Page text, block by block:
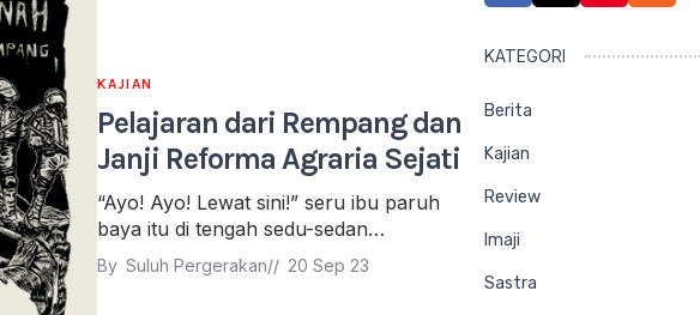
KAJIAN
Pelajaran dari Rempang dan
Janji Reforma Agraria Sejati
“Ayo! Ayo! Lewat sini!” seru ibu paruh
baya itu di tengah sedu-sedan…
By Suluh Pergerakan// 20 Sep 23
KATEGORI
Berita
Kajian
Review
Imaji
Sastra